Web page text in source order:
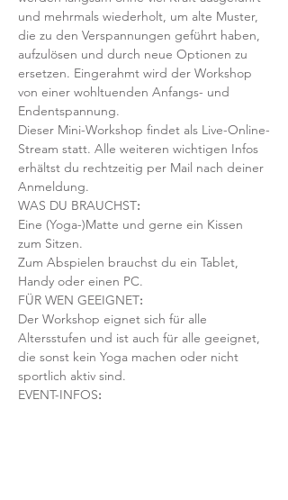
und mehrmals wiederholt, um alte Muster,
die zu den Verspannungen geführt haben,
aufzulösen und durch neue Optionen zu
ersetzen. Eingerahmt wird der Workshop
von einer wohltuenden Anfangs- und
Endentspannung.
Dieser Mini-Workshop findet als Live-Online-
Stream statt. Alle weiteren wichtigen Infos
erhältst du rechtzeitig per Mail nach deiner
Anmeldung.
WAS DU BRAUCHST:
Eine (Yoga-)Matte und gerne ein Kissen
zum Sitzen.
Zum Abspielen brauchst du ein Tablet,
Handy oder einen PC.
FÜR WEN GEEIGNET:
Der Workshop eignet sich für alle
Altersstufen und ist auch für alle geeignet,
die sonst kein Yoga machen oder nicht
sportlich aktiv sind.
EVENT-INFOS: